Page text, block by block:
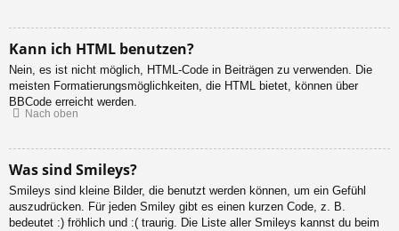
Kann ich HTML benutzen?
Nein, es ist nicht möglich, HTML-Code in Beiträgen zu verwenden. Die
meisten Formatierungsmöglichkeiten, die HTML bietet, können über
BBCode erreicht werden.
Nach oben
Was sind Smileys?
Smileys sind kleine Bilder, die benutzt werden können, um ein Gefühl
auszudrücken. Für jeden Smiley gibt es einen kurzen Code, z. B.
bedeutet :) fröhlich und :( traurig. Die Liste aller Smileys kannst du beim